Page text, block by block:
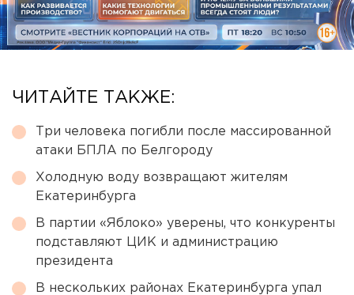
ЧИТАЙТЕ ТАКЖЕ:
Три человека погибли после массированной
атаки БПЛА по Белгороду
Холодную воду возвращают жителям
Екатеринбурга
В партии «Яблоко» уверены, что конкуренты
подставляют ЦИК и администрацию
президента
В нескольких районах Екатеринбурга упал